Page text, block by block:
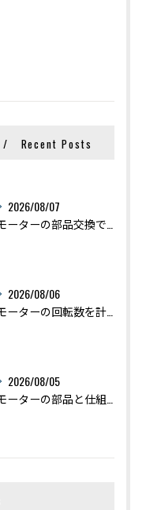
Recent Posts
2026/08/07
2026/08/06
2026/08/05